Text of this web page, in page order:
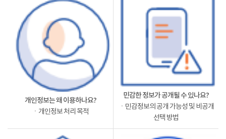
개인정보는 왜 이용하나요?
ㆍ개인정보 처리 목적
민감한 정보가 공개될 수 있나요?
ㆍ민감정보의 공개 가능성 및 비공개
선택 방법